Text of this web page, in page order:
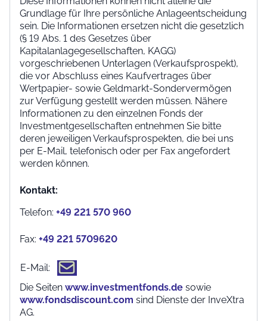
Grundlage für Ihre persönliche Anlageentscheidung
sein. Die Informationen ersetzen nicht die gesetzlich
(§ 19 Abs. 1 des Gesetzes über
Kapitalanlagegesellschaften, KAGG)
vorgeschriebenen Unterlagen (Verkaufsprospekt),
die vor Abschluss eines Kaufvertrages über
Wertpapier- sowie Geldmarkt-Sondervermögen
zur Verfügung gestellt werden müssen. Nähere
Informationen zu den einzelnen Fonds der
Investmentgesellschaften entnehmen Sie bitte
deren jeweiligen Verkaufsprospekten, die bei uns
per E-Mail, telefonisch oder per Fax angefordert
werden können.
Kontakt:
Telefon: +49 221 570 960
Fax: +49 221 5709620
E-Mail:
Die Seiten www.investmentfonds.de sowie
www.fondsdiscount.com sind Dienste der InveXtra
AG.